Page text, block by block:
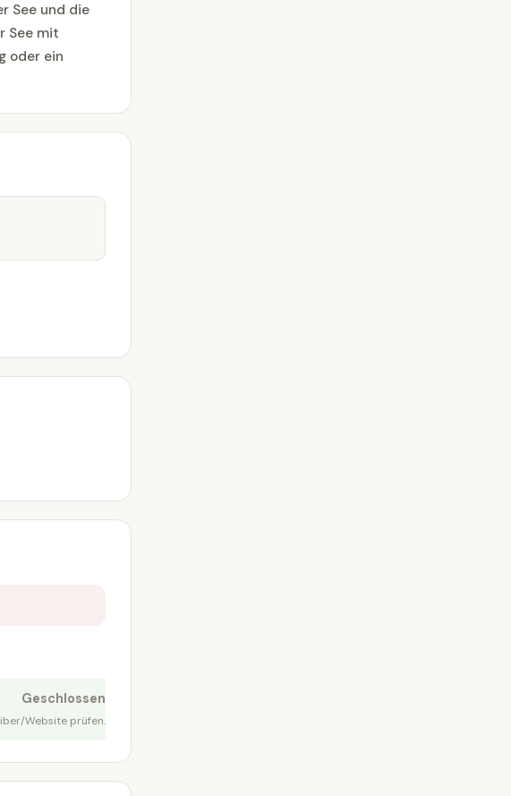
See und die
See mit
oder ein
Geschlossen
Website prüfen.